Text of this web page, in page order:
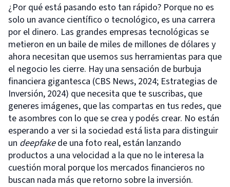
¿Por qué está pasando esto tan rápido? Porque no es
solo un avance científico o tecnológico, es una carrera
por el dinero. Las grandes empresas tecnológicas se
metieron en un baile de miles de millones de dólares y
ahora necesitan que usemos sus herramientas para que
el negocio les cierre. Hay una sensación de burbuja
financiera gigantesca (CBS News, 2024; Estrategias de
Inversión, 2024) que necesita que te suscribas, que
generes imágenes, que las compartas en tus redes, que
te asombres con lo que se crea y podés crear. No están
esperando a ver si la sociedad está lista para distinguir
un deepfakede una foto real, están lanzando
productos a una velocidad a la que no le interesa la
cuestión moral porque los mercados financieros no
buscan nada más que retorno sobre la inversión.